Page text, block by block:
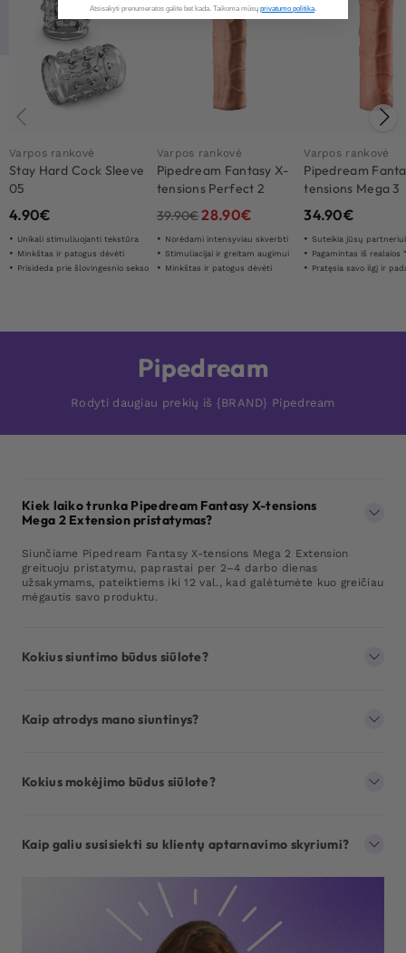
Varpos rankovė
Stay Hard Cock Sleeve
05
4.90€
Unikali stimuliuojanti tekstūra
Minkštas ir patogus dėvėti
Prisideda prie šlovingesnio sekso
Varpos rankovė
Pipedream Fantasy X-
tensions Perfect 2
Extension
39.90€28.90€
Norėdami intensyviau skverbti
Stimuliacijai ir greitam augimui
Minkštas ir patogus dėvėti
Varpos rankovė
Pipedream
tensions Mega 3
Extension
34.90€
Suteikia jūsų partneriui
Pagamintas iš realaios
Pratęsia savo ilgį ir padaro
Pipedream
Rodyti daugiau prekių iš {BRAND} Pipedream
Kiek laiko trunka Pipedream Fantasy X-tensions
Mega 2 Extension pristatymas?
Siunčiame Pipedream Fantasy X-tensions Mega 2 Extension
greituoju pristatymu, paprastai per 2–4 darbo dienas
užsakymams, pateiktiems iki 12 val., kad galėtumėte kuo greičiau
mėgautis savo produktu.
Kokius siuntimo būdus siūlote?
Kaip atrodys mano siuntinys?
Kokius mokėjimo būdus siūlote?
Kaip galiu susisiekti su klientų aptarnavimo skyriumi?
Atsisakyti prenumeratos galite bet kada. Taikoma mūsų privatumo politika.​